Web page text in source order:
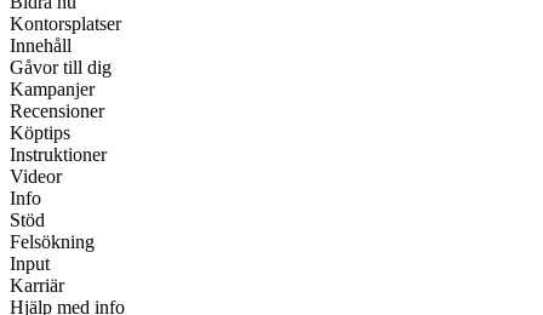
Kontorsplatser
Innehåll
Gåvor till dig
Kampanjer
Recensioner
Köptips
Instruktioner
Videor
Info
Stöd
Felsökning
Input
Karriär
Hjälp med info